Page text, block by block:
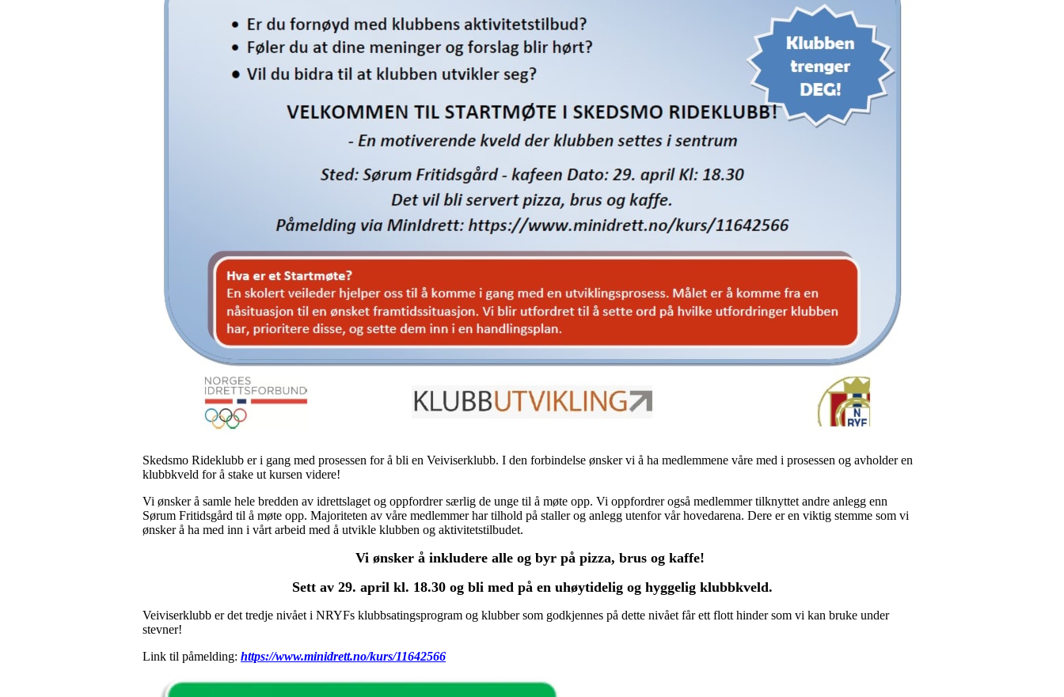
Skedsmo Rideklubb er i gang med prosessen for å bli en Veiviserklubb. I den forbindelse ønsker vi å ha medlemmene våre med i prosessen og avholder en
klubbkveld for å stake ut kursen videre!
Vi ønsker å samle hele bredden av idrettslaget og oppfordrer særlig de unge til å møte opp. Vi oppfordrer også medlemmer tilknyttet andre anlegg enn
Sørum Fritidsgård til å møte opp. Majoriteten av våre medlemmer har tilhold på staller og anlegg utenfor vår hovedarena. Dere er en viktig stemme som vi
ønsker å ha med inn i vårt arbeid med å utvikle klubben og aktivitetstilbudet.
Vi ønsker å inkludere alle og byr på pizza, brus og kaffe!
Sett av 29. april kl. 18.30 og bli med på en uhøytidelig og hyggelig klubbkveld.
Veiviserklubb er det tredje nivået i NRYFs klubbsatingsprogram og klubber som godkjennes på dette nivået får ett flott hinder som vi kan bruke under
stevner!
Link til påmelding: https://www.minidrett.no/kurs/11642566